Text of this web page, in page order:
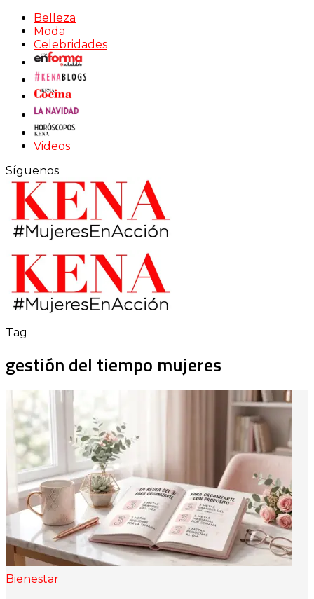
Belleza
Moda
Celebridades
Videos
Síguenos
Tag
gestión del tiempo mujeres
Bienestar